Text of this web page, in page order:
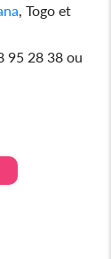
, Togo et
95 28 38 ou